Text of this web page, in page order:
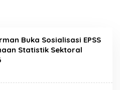
Buka Sosialisasi EPSS
Statistik Sektoral